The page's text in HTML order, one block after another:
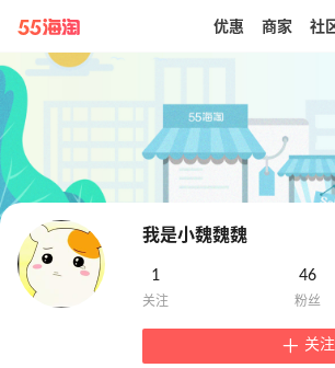
带你去官网买正品
优惠 商家 社
我是小魏魏魏
1 46
关注